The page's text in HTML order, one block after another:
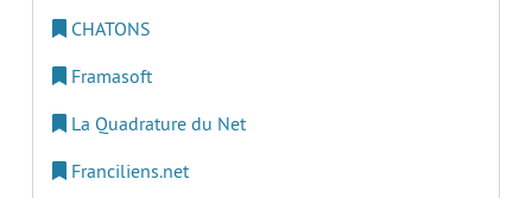
CHATONS
Framasoft
La Quadrature du Net
Franciliens.net